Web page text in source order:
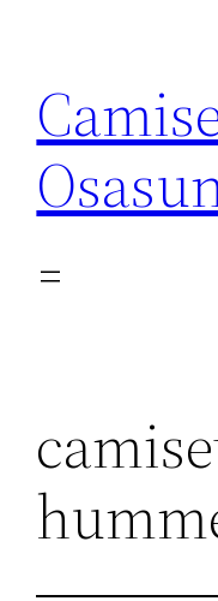
contenido